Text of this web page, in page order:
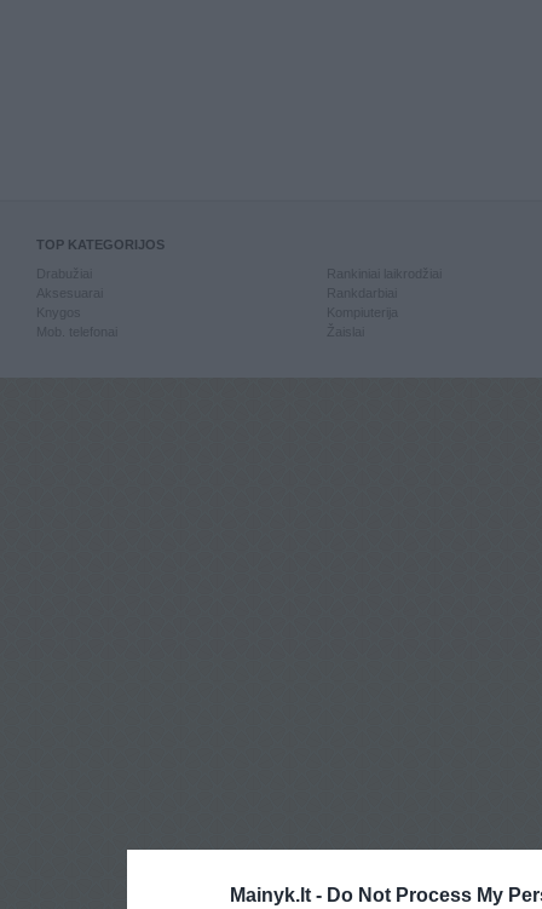
Mainyk.lt - Do Not Process My
TOP KATEGORIJOS
Knygos
Mob. telefonai
Kompiuterija
Žaislai